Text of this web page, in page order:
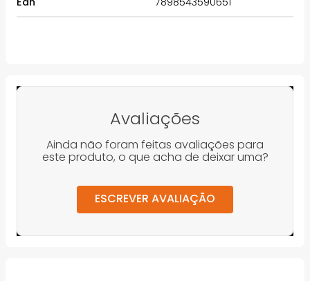
Avaliações
Ainda não foram feitas avaliações para
este produto, o que acha de deixar uma?
ESCREVER AVALIAÇÃO